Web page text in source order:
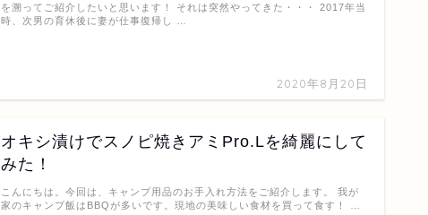
2020年8月20日
を溯ってご紹介したいと思います！ それは突然やってきた・・・ 2017年当
時、次男の育休後に妻が仕事復帰し …
オキシ漬けでスノピ焼きアミPro.Lを綺麗にして
みた！
こんにちは。今回は、キャンプ用品のお手入れ方法をご紹介します。 我が
家のキャンプ飯はBBQが多いです。現地の美味しい食材を買って食す！ …